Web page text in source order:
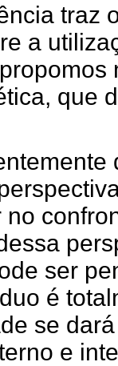
traz
a
que
no
ser
é
se
e